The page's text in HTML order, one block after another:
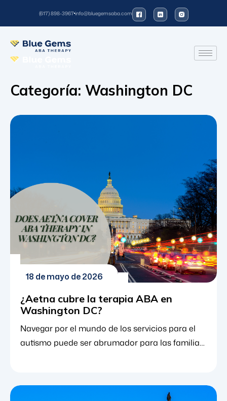
(617) 898-3967info@bluegemsaba.com
Categoría: Washington DC
18 de mayo de 2026
¿Aetna cubre la terapia ABA en
Washington DC?
Navegar por el mundo de los servicios para el
autismo puede ser abrumador para las familias
financiarán la atención esencial que necesita